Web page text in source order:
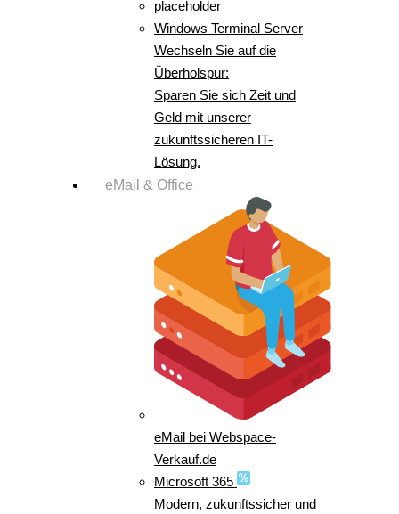
placeholder
Windows Terminal Server
Wechseln Sie auf die
Überholspur:
Sparen Sie sich Zeit und
Geld mit unserer
zukunftssicheren IT-
Lösung.
eMail & Office
eMail bei Webspace-
Verkauf.de
Microsoft 365
Modern, zukunftssicher und